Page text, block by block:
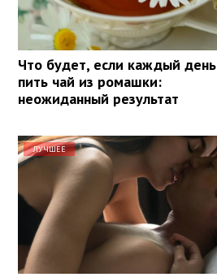
Что будет, если каждый день
пить чай из ромашки:
неожиданный результат
ЛУЧШЕЕ